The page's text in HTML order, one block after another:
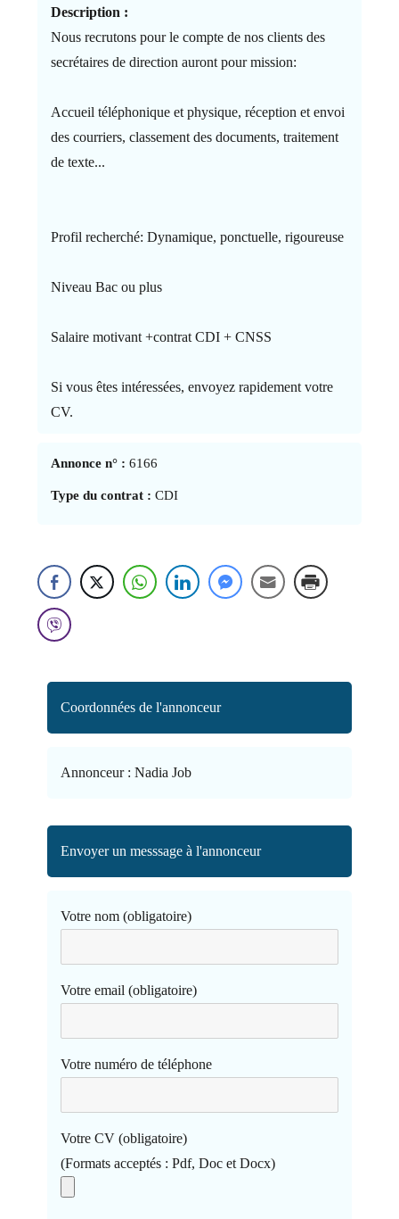
Description :
Nous recrutons pour le compte de nos clients des
secrétaires de direction auront pour mission:
Accueil téléphonique et physique, réception et envoi
des courriers, classement des documents, traitement
de texte...
Profil recherché: Dynamique, ponctuelle, rigoureuse
Niveau Bac ou plus
Salaire motivant +contrat CDI + CNSS
Si vous êtes intéressées, envoyez rapidement votre
CV.
Annonce n° :6166
Type du contrat : CDI
Coordonnées de l'annonceur
Annonceur : Nadia Job
Envoyer un messsage à l'annonceur
Votre nom (obligatoire)
Votre email (obligatoire)
Votre numéro de téléphone
Votre CV (obligatoire)
(Formats acceptés : Pdf, Doc et Docx)